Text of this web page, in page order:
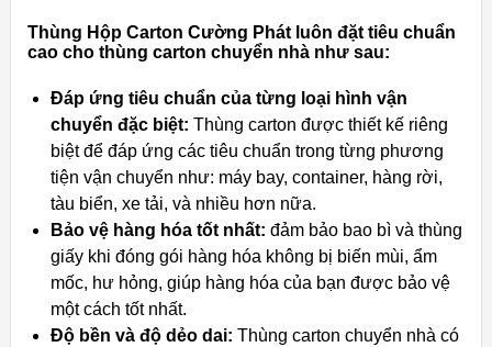
Thùng Hộp Carton Cường Phát luôn đặt tiêu chuẩn
cao cho thùng carton chuyển nhà như sau:
Đáp ứng tiêu chuẩn của từng loại hình vận
chuyển đặc biệt: Thùng carton được thiết kế riêng
biệt để đáp ứng các tiêu chuẩn trong từng phương
tiện vận chuyển như: máy bay, container, hàng rời,
tàu biển, xe tải, và nhiều hơn nữa.
Bảo vệ hàng hóa tốt nhất: đảm bảo bao bì và thùng
giấy khi đóng gói hàng hóa không bị biến mùi, ẩm
mốc, hư hỏng, giúp hàng hóa của bạn được bảo vệ
một cách tốt nhất.
Độ bền và độ dẻo dai: Thùng carton chuyển nhà có